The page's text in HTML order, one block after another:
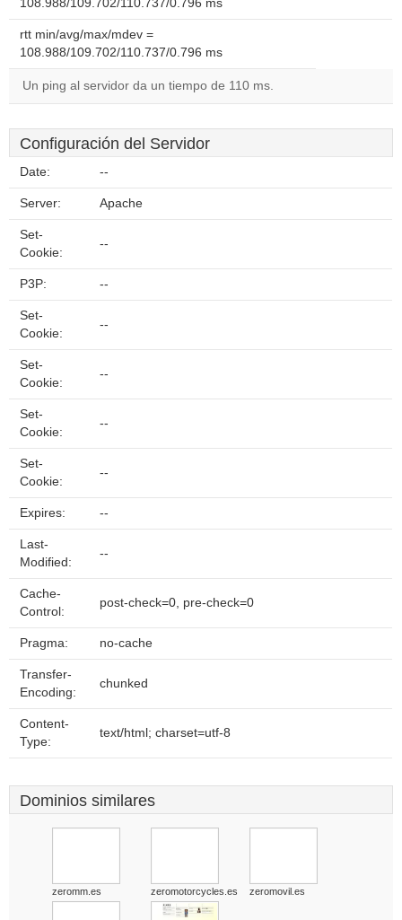
108.988/109.702/110.737/0.796 ms
rtt min/avg/max/mdev =
108.988/109.702/110.737/0.796 ms
Un ping al servidor da un tiempo de 110 ms.
Configuración del Servidor
Date: --
Server: Apache
Set-
Cookie:
--
P3P: --
Set-
Cookie:
--
Set-
Cookie:
--
Set-
Cookie:
--
Set-
Cookie:
--
Expires: --
Last-
Modified:
--
Cache-
Control:
post-check=0, pre-check=0
Pragma: no-cache
Transfer-
Encoding:
chunked
Content-
Type:
text/html; charset=utf-8
Dominios similares
zeromm.es zeromotorcycles.es zeromovil.es